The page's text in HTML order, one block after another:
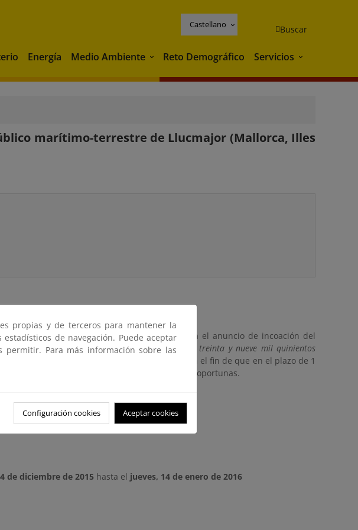
Castellano Buscar
Energía Medio Ambiente Medio Ambiente
Reto Demográfico Servicios Servicios
marítimo-terrestre de Llucmajor (Mallorca, Illes
General de la Ley de Costas se publica el anuncio de incoación del
marítimo-terrestre del tramo de costa de unos treinta y nueve mil quinientos
de Llucmajor (Mallorca, Illes Balears)
con el fin de que en el plazo de 1
y formular las decisiones que considere oportunas.
de diciembre de 2015 hasta el jueves, 14 de enero de 2016
propias y de terceros para mantener la
de navegación. Puede aceptar
Para más información sobre las
Configuración cookies Aceptar cookies